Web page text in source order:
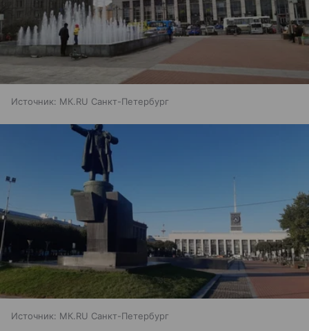
Источник: МК.RU Санкт-Петербург
Источник: МК.RU Санкт-Петербург